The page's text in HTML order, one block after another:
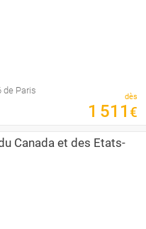
de Paris
dès
1 511 €
Canada et des Etats-